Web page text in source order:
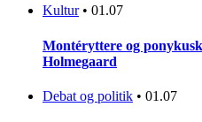
Kultur • 01.07
Montéryttere og
Holmegaard
Debat og politik • 01.07